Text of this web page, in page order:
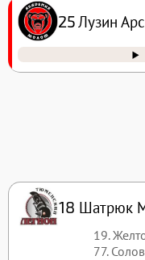
18 Шатрюк
19.
77.
25 Лузин